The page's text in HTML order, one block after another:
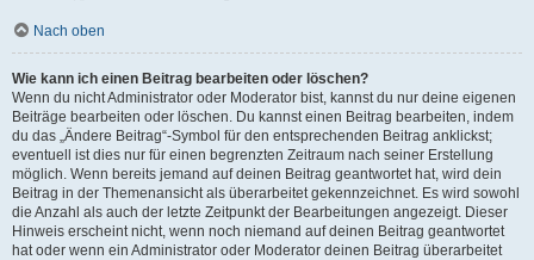
Nach oben
Wie kann ich einen Beitrag bearbeiten oder löschen?
Wenn du nicht Administrator oder Moderator bist, kannst du nur deine eigenen
Beiträge bearbeiten oder löschen. Du kannst einen Beitrag bearbeiten, indem
du das „Ändere Beitrag“-Symbol für den entsprechenden Beitrag anklickst;
eventuell ist dies nur für einen begrenzten Zeitraum nach seiner Erstellung
möglich. Wenn bereits jemand auf deinen Beitrag geantwortet hat, wird dein
Beitrag in der Themenansicht als überarbeitet gekennzeichnet. Es wird sowohl
die Anzahl als auch der letzte Zeitpunkt der Bearbeitungen angezeigt. Dieser
Hinweis erscheint nicht, wenn noch niemand auf deinen Beitrag geantwortet
hat oder wenn ein Administrator oder Moderator deinen Beitrag überarbeitet